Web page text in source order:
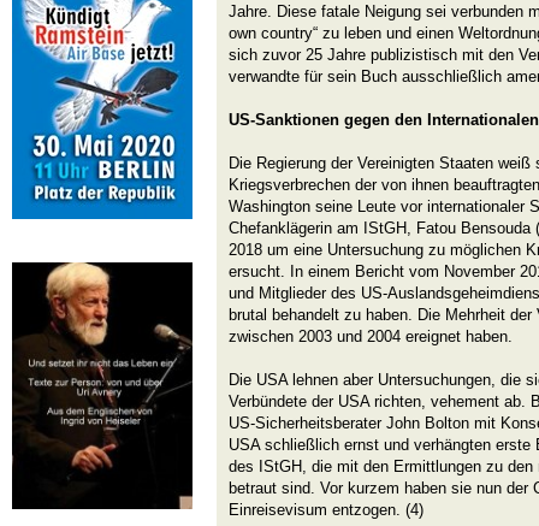
Jahre. Diese fatale Neigung sei verbunden
own country“ zu leben und einen
sich zuvor 25 Jahre publizistisch mit den
verwandte für sein Buch ausschließlich
US-Sanktionen gegen den
Die Regierung der Vereinigten Staaten
Kriegsverbrechen der von ihnen
Washington seine Leute vor internationaler
Chefanklägerin am IStGH, Fatou Bensouda
2018 um eine Untersuchung zu möglichen
ersucht. In einem Bericht vom November
und Mitglieder des US-
brutal behandelt zu haben. Die Mehrheit
zwischen 2003 und 2004 ereignet haben.
Die USA lehnen aber Untersuchungen, die
Verbündete der USA richten, vehement ab.
US-Sicherheitsberater John Bolton mit
USA schließlich ernst und verhängten erste
des IStGH, die mit den Ermittlungen zu den
betraut sind. Vor kurzem haben sie nun der
Einreisevisum entzogen. (4)